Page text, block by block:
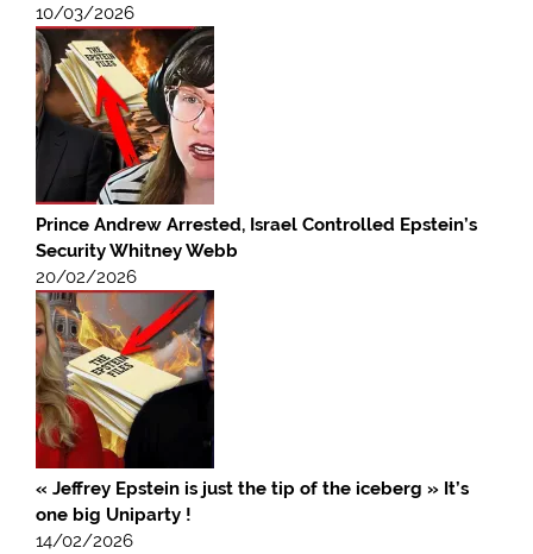
10/03/2026
Prince Andrew Arrested, Israel Controlled Epstein’s
Security Whitney Webb
20/02/2026
« Jeffrey Epstein is just the tip of the iceberg » It’s
one big Uniparty !
14/02/2026